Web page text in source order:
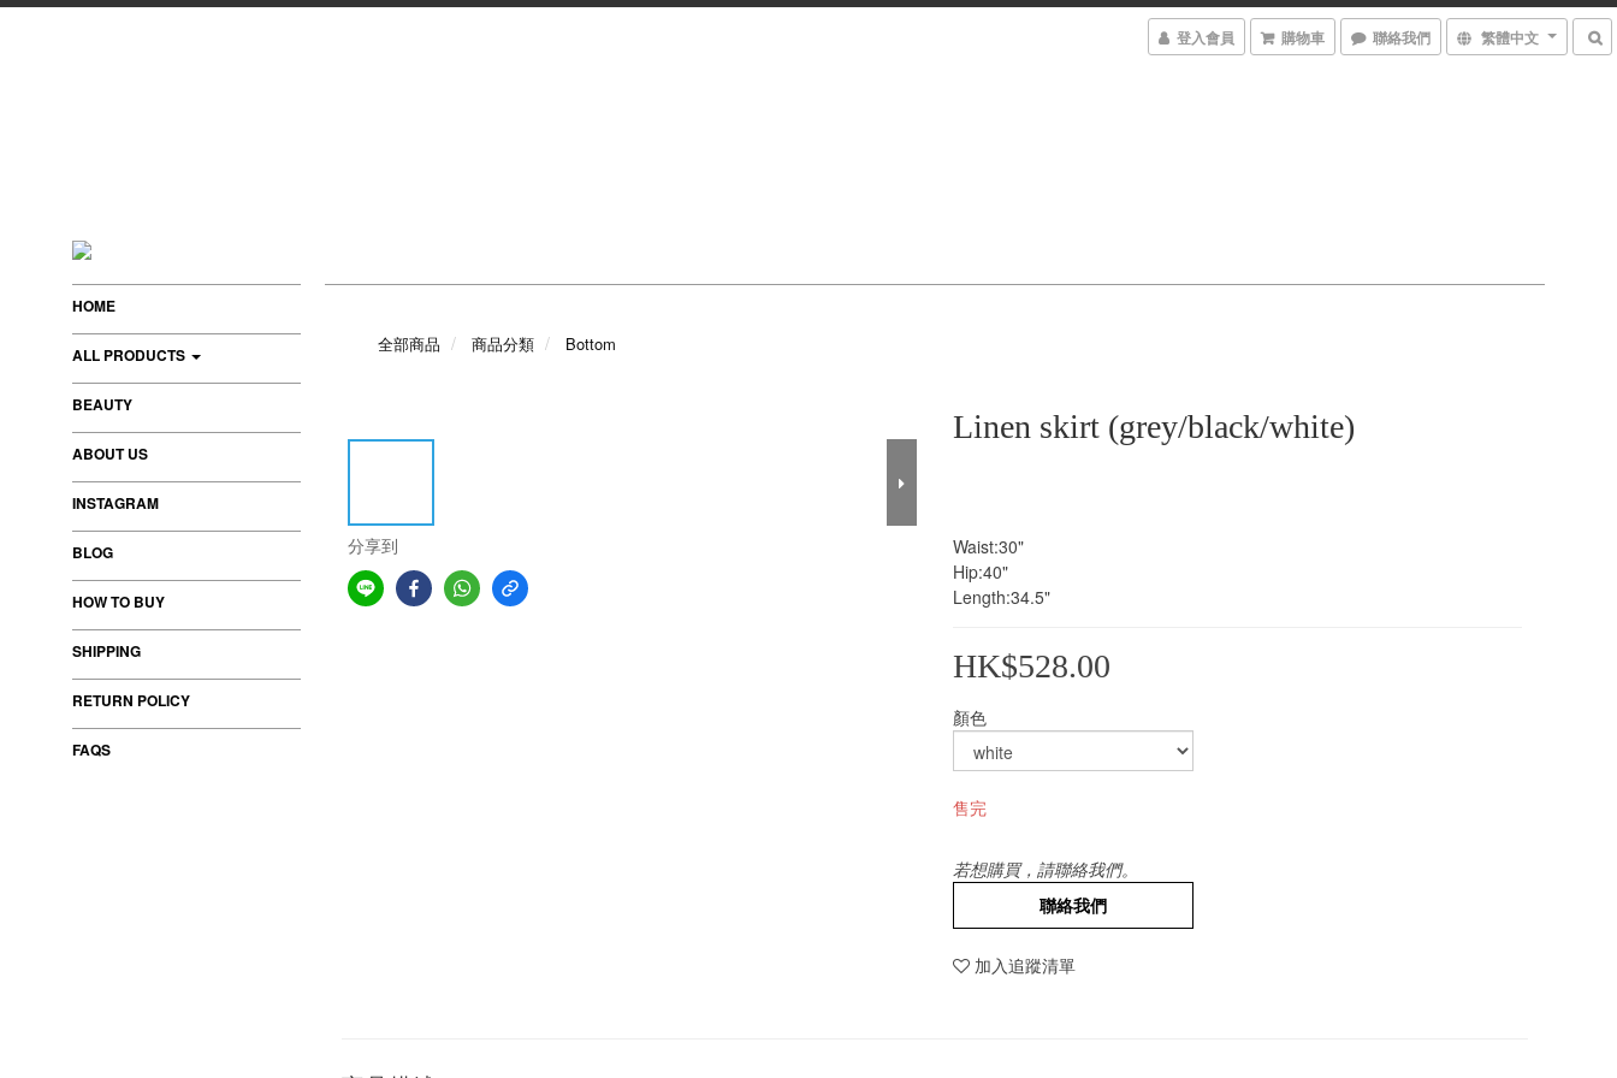
登入會員 購物車 聯絡我們 繁體中文
HOME
ALL PRODUCTS
BEAUTY
ABOUT US
INSTAGRAM
BLOG
HOW TO BUY
SHIPPING
RETURN POLICY
FAQS
全部商品 商品分類 Bottom
分享到
Linen skirt (grey/black/white)
Waist:30"
Hip:40"
Length:34.5"
HK$528.00
顏色
售完
若想購買，請聯絡我們。
聯絡我們
加入追蹤清單